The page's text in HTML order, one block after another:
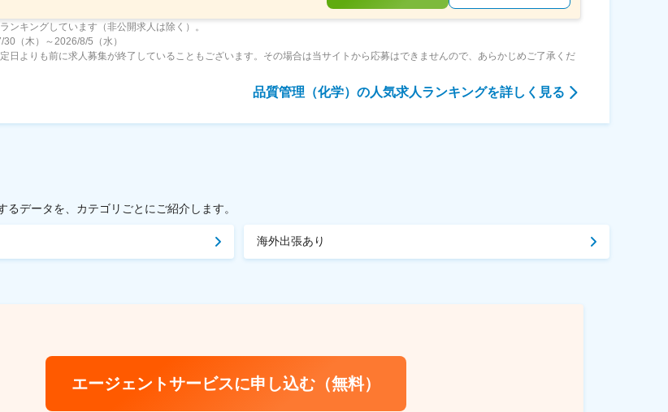
ンキングしています（非公開求人は除く）。
（木）～2026/8/5（水）
日よりも前に求人募集が終了していることもございます。その場合は当サイトから応募はできませんので、あらかじめご了承くだ
品質管理（化学） の人気求人ランキングを詳しく見る
るデータを、カテゴリごとにご紹介します。
海外出張あり
エージェントサービスに申し込む（無料）